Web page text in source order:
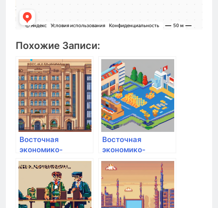
Похожие Записи:
Восточная
экономико-
юридическая
гуманитарная
академия
Восточная
экономико-
юридическая
гуманитарная
академия